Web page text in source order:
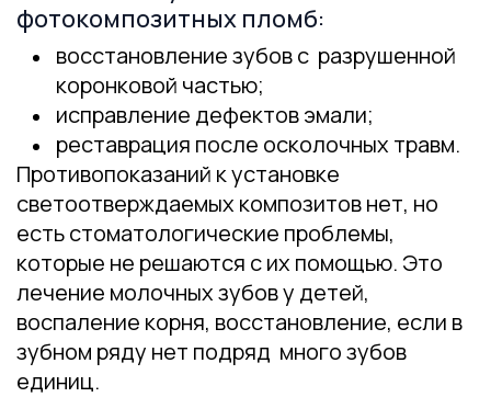
фотокомпозитных пломб:
восстановление зубов с разрушенной
коронковой частью;
исправление дефектов эмали;
реставрация после осколочных травм.
Противопоказаний к установке
светоотверждаемых композитов нет, но
есть стоматологические проблемы,
которые не решаются с их помощью. Это
лечение молочных зубов у детей,
воспаление корня, восстановление, если в
зубном ряду нет подряд много зубов
единиц.